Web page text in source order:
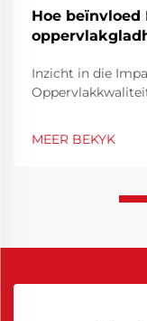
Hoe
Inzicht in die
MEER BEKYK